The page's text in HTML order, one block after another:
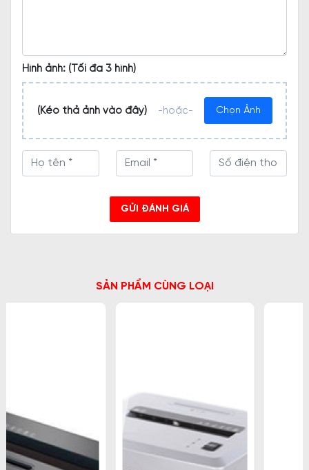
Hình ảnh: (Tối đa 3 hình)
(Kéo thả ảnh vào đây) -hoặc- Chọn Ảnh
GỬI ĐÁNH GIÁ
SẢN PHẨM CÙNG LOẠI